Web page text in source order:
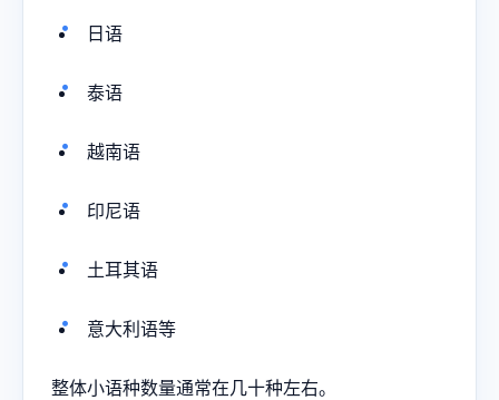
日语
泰语
越南语
印尼语
土耳其语
意大利语等
整体小语种数量通常在几十种左右。